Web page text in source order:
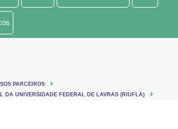
PARCEIROS
DA UNIVERSIDADE FEDERAL DE LAVRAS (RIUFLA)